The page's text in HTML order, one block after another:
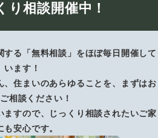
り相談開催中！
る「無料相談」をほぼ毎日開催して
います！
住まいのあらゆることを、まずはお
相談ください！
すので、じっくり相談されたいご家
も安心です。